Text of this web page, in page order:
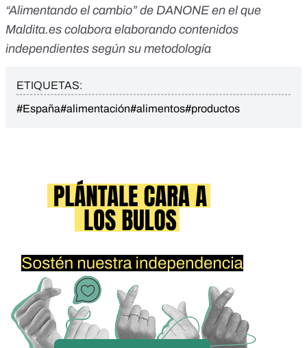
“Alimentando el cambio” de DANONE en el que
Maldita.es colabora elaborando contenidos
independientes según su metodología
ETIQUETAS:
#España#alimentación#alimentos#productos